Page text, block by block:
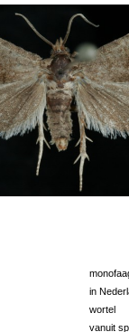
in
wortel
vanuit